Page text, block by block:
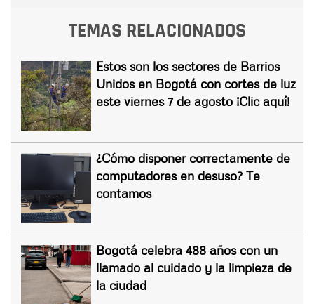
TEMAS RELACIONADOS
Estos son los sectores de Barrios
Unidos en Bogotá con cortes de luz
este viernes 7 de agosto ¡Clic aquí!
¿Cómo disponer correctamente de
computadores en desuso? Te
contamos
Bogotá celebra 488 años con un
llamado al cuidado y la limpieza de
la ciudad